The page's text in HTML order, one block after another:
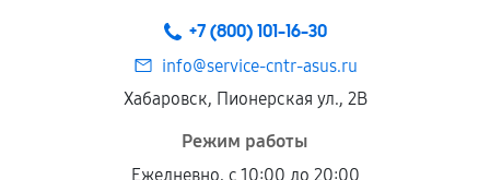
+7 (800) 101-16-30
info@service-cntr-asus.ru
Хабаровск, Пионерская ул., 2В
Режим работы
Ежедневно, с 10:00 до 20:00